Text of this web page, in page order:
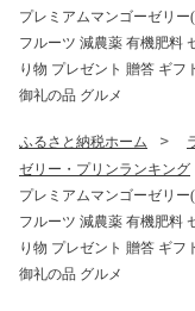
プレミアムマンゴーゼリ
フルーツ 減農薬 有機肥料
り物 プレゼント 贈答 ギフ
御礼の品 グルメ
ふるさと納税ホーム
ゼリー・プリンランキング
プレミアムマンゴーゼリ
フルーツ 減農薬 有機肥料
り物 プレゼント 贈答 ギフ
御礼の品 グルメ